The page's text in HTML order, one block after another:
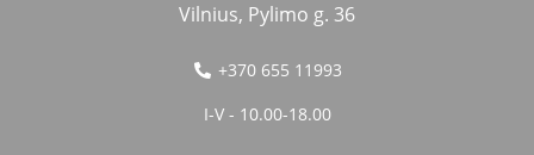
Vilnius, Pylimo g. 36
+370 655 11993
I-V - 10.00-18.00